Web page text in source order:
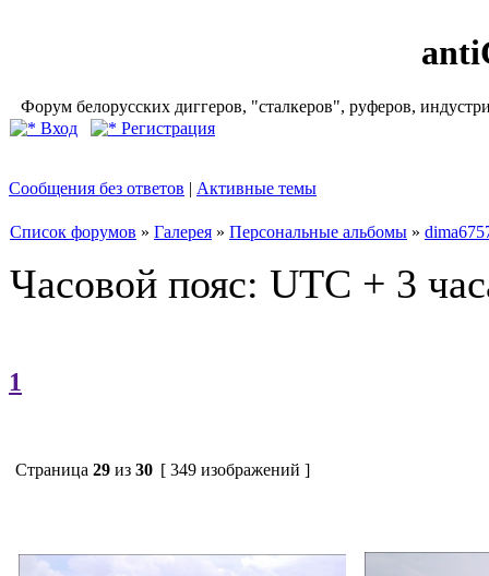
Форум белорусских диггеров, "сталкеров", руферов,
Вход
Регистрация
Сообщения без ответов | Активные темы
Список форумов » Галерея » Персональные альбомы »
Часовой пояс: UTC + 3
1
Страница 29 из 30 [ 349 изображений ]